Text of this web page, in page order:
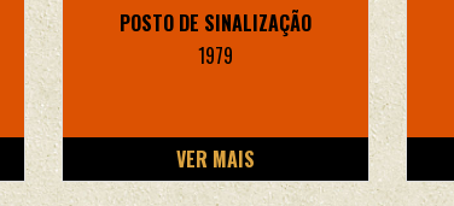
POSTO DE SINALIZAÇÃO
1979
VER MAIS